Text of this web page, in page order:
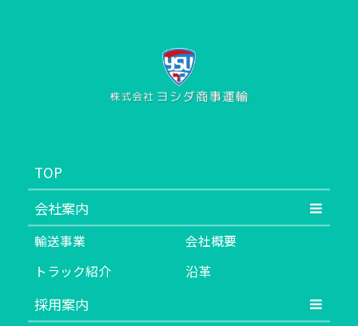
TOP
会社案内
輸送事業
会社概要
トラック紹介
沿革
採用案内